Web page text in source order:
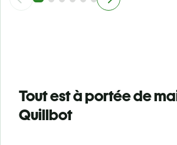
Tout est à portée de
Quillbot